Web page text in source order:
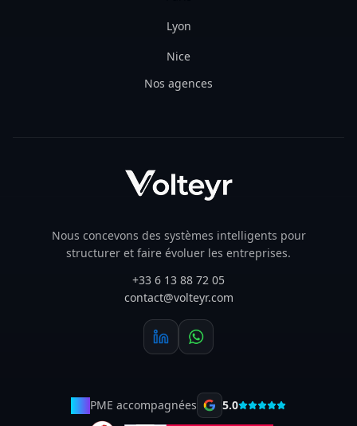
Lyon
Nice
Nos agences
Nous concevons des systèmes intelligents pour
structurer et faire évoluer les entreprises.
+33 6 13 88 72 05
contact@volteyr.com
PME accompagnées 5.0